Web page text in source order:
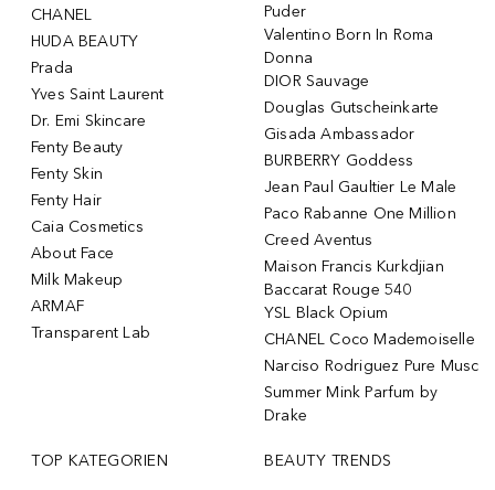
CHANEL
HUDA BEAUTY
Prada
Yves Saint Laurent
Dr. Emi Skincare
Fenty Beauty
Fenty Skin
Fenty Hair
Caia Cosmetics
About Face
Milk Makeup
ARMAF
Transparent Lab
Puder
Valentino Born In Roma
Donna
DIOR Sauvage
Douglas Gutscheinkarte
Gisada Ambassador
BURBERRY Goddess
Jean Paul Gaultier Le Male
Paco Rabanne One Million
Creed Aventus
Maison Francis Kurkdjian
Baccarat Rouge 540
YSL Black Opium
CHANEL Coco Mademoiselle
Narciso Rodriguez Pure Musc
Summer Mink Parfum by
Drake
TOP KATEGORIEN BEAUTY TRENDS